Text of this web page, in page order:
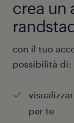
crea un
randstad
con il tuo
possibilità di:
per te